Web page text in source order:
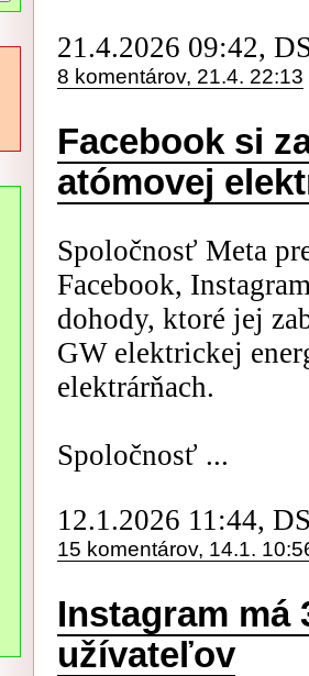
21.4.2026 09:42,
8 komentárov, 21.4. 22:13
Facebook si
atómovej
Spoločnosť Meta
Facebook,
dohody, ktoré jej
GW elektrickej
elektrárňach.
Spoločnosť ...
12.1.2026 11:44,
15 komentárov, 14.1.
Instagram má
užívateľov